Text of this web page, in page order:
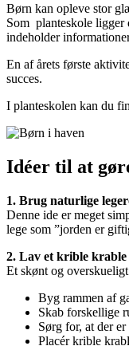
Børn kan opleve stor
Som planteskole ligger
indeholder
En af årets første
succes.
I planteskolen kan du
Idéer til at
1. Brug naturlige
Denne ide er meget
lege som ”jorden er
2. Lav et krible krable
Et skønt og
Byg rammen af
Skab forskellige
Sørg for, at der
Placér krible